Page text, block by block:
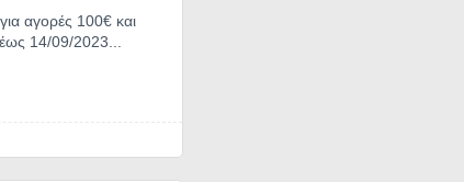
αγορές 100€ και
14/09/2023.